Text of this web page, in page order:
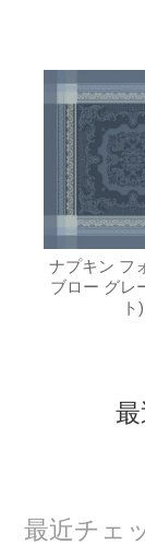
ナプキン フ
ブロー グレ
ト)
最近チェ